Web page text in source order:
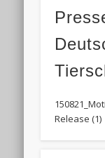
Release (1)